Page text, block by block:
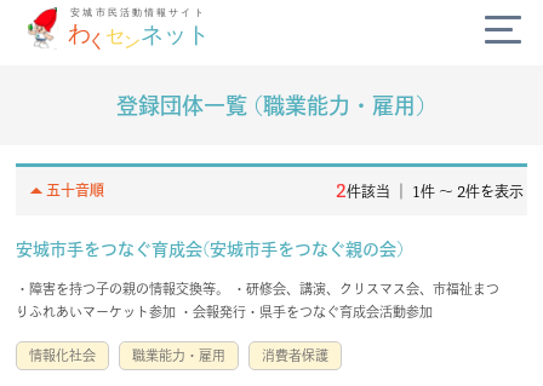
diversity_3
campaign
today
volunteer_activism
登録団体一覧 (職業能力・雇用)
arrow_drop_up五十音順 2件該当 ｜ 1件 〜 2件を表示
安城市手をつなぐ育成会(安城市手をつなぐ親の会)
・障害を持つ子の親の情報交換等。 ・研修会、講演、クリスマス会、市福祉まつ
りふれあいマーケット参加 ・会報発行・県手をつなぐ育成会活動参加
情報化社会 職業能力・雇用 消費者保護